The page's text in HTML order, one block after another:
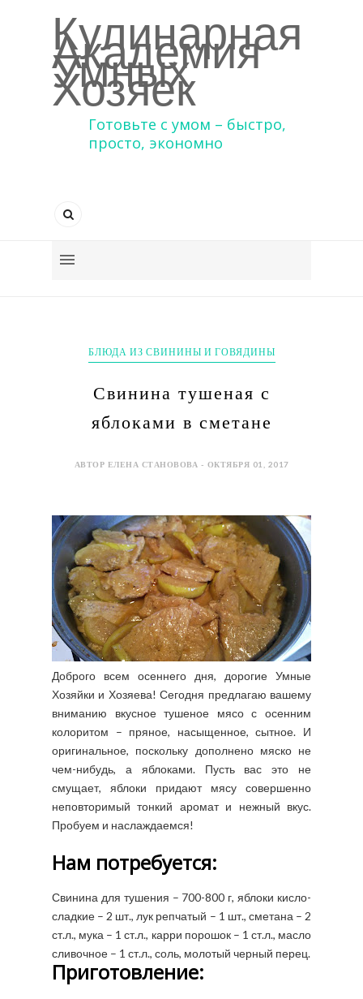
Кулинарная
Академия
Умных
Хозяек
Готовьте с умом – быстро,
просто, экономно
БЛЮДА ИЗ СВИНИНЫ И ГОВЯДИНЫ
Свинина тушеная с
яблоками в сметане
АВТОР ЕЛЕНА СТАНОВОВА - ОКТЯБРЯ 01, 2017
Доброго всем осеннего дня, дорогие Умные
Хозяйки и Хозяева! Сегодня предлагаю вашему
вниманию вкусное тушеное мясо с осенним
колоритом – пряное, насыщенное, сытное. И
оригинальное, поскольку дополнено мяско не
чем-нибудь, а яблоками. Пусть вас это не
смущает, яблоки придают мясу совершенно
неповторимый тонкий аромат и нежный вкус.
Пробуем и наслаждаемся!
Нам потребуется:
Свинина для тушения – 700-800 г, яблоки кисло-
сладкие – 2 шт., лук репчатый – 1 шт., сметана – 2
ст.л., мука – 1 ст.л., карри порошок – 1 ст.л., масло
сливочное – 1 ст.л., соль, молотый черный перец.
Приготовление: